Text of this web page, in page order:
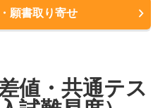
願書取り寄せ
値・共通テス